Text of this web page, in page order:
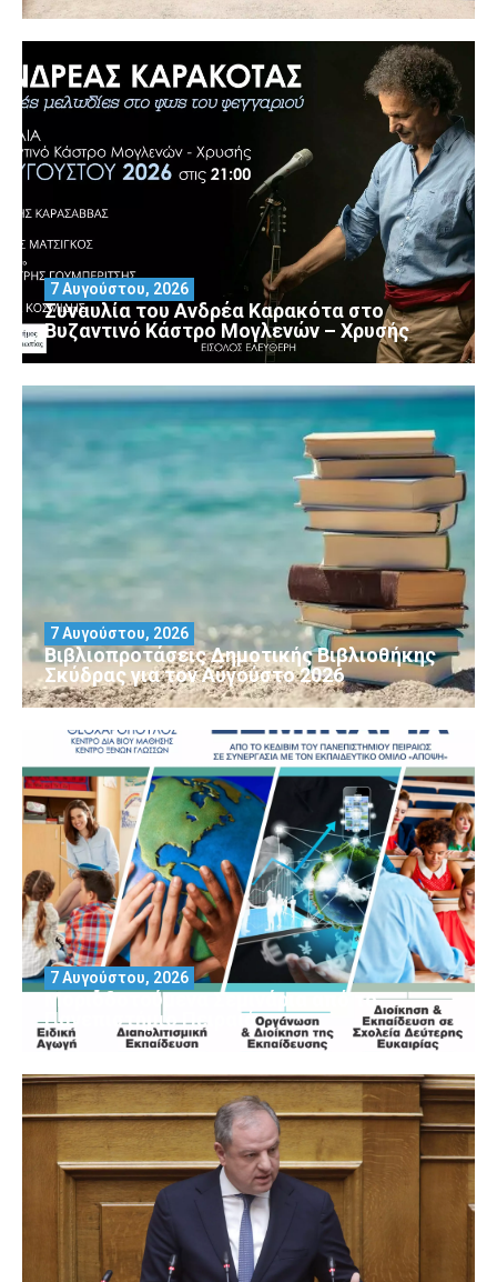
Συναυλία του Ανδρέα Καρακότα στο
Βυζαντινό Κάστρο Μογλενών – Χρυσής
7 Αυγούστου, 2026
Βιβλιοπροτάσεις Δημοτικής Βιβλιοθήκης
Σκύδρας για τον Αύγούστο 2026
7 Αυγούστου, 2026
Μοριοδοτούμενα Σεμινάρια από το
Πανεπιστήμιο Πειραιά
7 Αυγούστου, 2026